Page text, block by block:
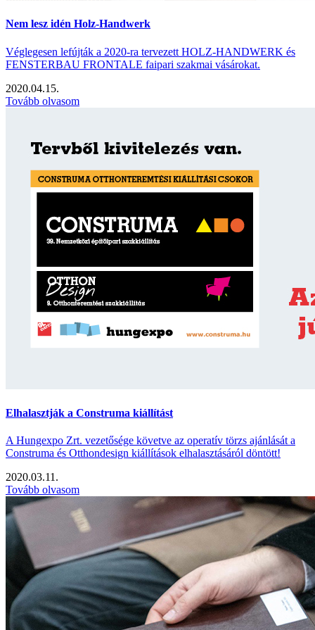
Nem lesz idén Holz-Handwerk
Véglegesen lefújták a 2020-ra tervezett HOLZ-HANDWERK és
FENSTERBAU FRONTALE faipari szakmai vásárokat.
2020.04.15.
Tovább olvasom
Elhalasztják a Construma kiállítást
A Hungexpo Zrt. vezetősége követve az operatív törzs ajánlását a
Construma és Otthondesign kiállítások elhalasztásáról döntött!
2020.03.11.
Tovább olvasom